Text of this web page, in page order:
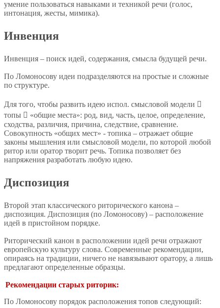
умение пользоваться навыками и техникой речи (голос,
интонация, жесты, мимика).
Инвенция
Инвенция – поиск идей, содержания, смысла будущей речи.
По Ломоносову идеи подразделяются на простые и сложные
по структуре.
Для того, чтобы развить идею испол. смысловой модели 
топы  «общие места»: род, вид, часть, целое, определение,
сходства, различия, причина, следствие, сравнение.
Совокупность «общих мест» - топика – отражает общие
законы мышления или смысловой модели, по которой любой
ритор или оратор творит речь. Топика позволяет без
напряжения разработать любую идею.
Диспозиция
Второй этап классического риторического канона –
диспозиция. Диспозиция (по Ломоносову) – расположение
идей в пристойном порядке.
Риторический канон в расположении идей речи отражают
европейскую культуру слова. Современные рекомендации,
опираясь на традиции, ничего не навязывают оратору, а лишь
предлагают определенные образцы.
Рекомендации старых риторик:
По Ломоносову порядок расположения топов следующий: